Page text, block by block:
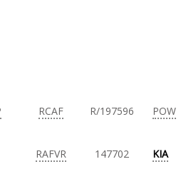
RCAF R/197596 POW
RAFVR 147702 KIA